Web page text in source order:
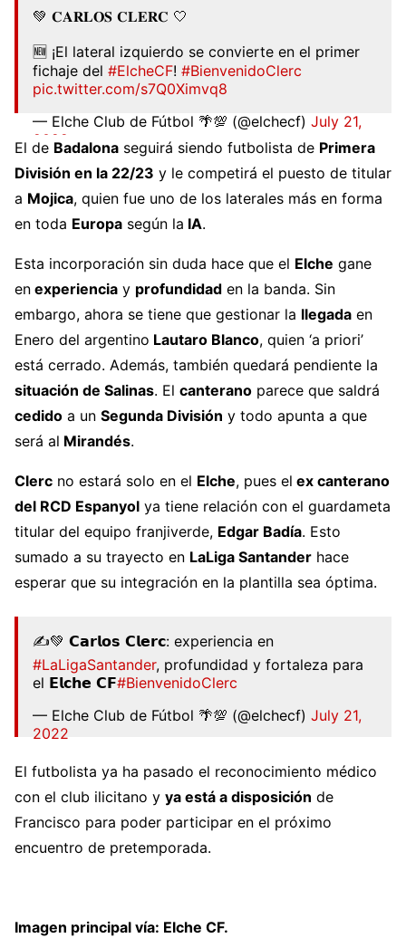
💚 𝐂𝐀𝐑𝐋𝐎𝐒 𝐂𝐋𝐄𝐑𝐂 🤍
🆕 ¡El lateral izquierdo se convierte en el primer
fichaje del #ElcheCF! #BienvenidoClerc
pic.twitter.com/s7Q0Ximvq8
— Elche Club de Fútbol 🌴💯 (@elchecf) July 21,
2022
El de Badalona seguirá siendo futbolista de Primera
División en la 22/23 y le competirá el puesto de titular
a Mojica, quien fue uno de los laterales más en forma
en toda Europa según la IA.
Esta incorporación sin duda hace que el Elche gane
en experiencia y profundidad en la banda. Sin
embargo, ahora se tiene que gestionar la llegada en
Enero del argentino Lautaro Blanco, quien ‘a priori’
está cerrado. Además, también quedará pendiente la
situación de Salinas. El canterano parece que saldrá
cedido a un Segunda División y todo apunta a que
será al Mirandés.
Clerc no estará solo en el Elche, pues el ex canterano
del RCD Espanyol ya tiene relación con el guardameta
titular del equipo franjiverde, Edgar Badía. Esto
sumado a su trayecto en LaLiga Santander hace
esperar que su integración en la plantilla sea óptima.
✍️💚 𝗖𝗮𝗿𝗹𝗼𝘀 𝗖𝗹𝗲𝗿𝗰: experiencia en
#LaLigaSantander, profundidad y fortaleza para
el 𝗘𝗹𝗰𝗵𝗲 𝗖𝗙#BienvenidoClerc
— Elche Club de Fútbol 🌴💯 (@elchecf) July 21,
2022
El futbolista ya ha pasado el reconocimiento médico
con el club ilicitano y ya está a disposición de
Francisco para poder participar en el próximo
encuentro de pretemporada.
Imagen principal vía: Elche CF.